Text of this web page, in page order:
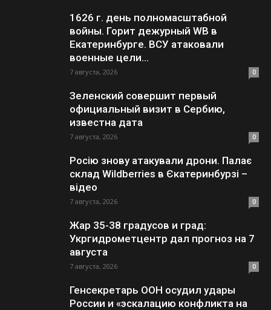
1626 г. день полномасштабной
войны. Горит дежурный WB в
Екатеринбурге. ВСУ атаковали
военные цели...
7 августа, 2026 0
Зеленский совершит первый
официальный визит в Сербию,
известна дата
7 августа, 2026 0
Росію знову атакували дрони. Палає
склад Wildberries в Єкатеринбурзі –
відео
7 августа, 2026 0
Жар 35-38 градусов и град:
Укргидрометцентр дал прогноз на 7
августа
7 августа, 2026 0
Генсекретарь ООН осудил удары
России и «эскалацию конфликта на